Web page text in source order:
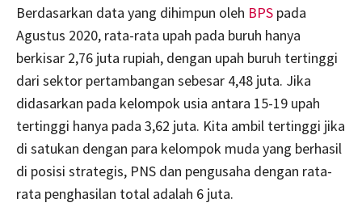
Berdasarkan data yang dihimpun oleh BPS pada
Agustus 2020, rata-rata upah pada buruh hanya
berkisar 2,76 juta rupiah, dengan upah buruh tertinggi
dari sektor pertambangan sebesar 4,48 juta. Jika
didasarkan pada kelompok usia antara 15-19 upah
tertinggi hanya pada 3,62 juta. Kita ambil tertinggi jika
di satukan dengan para kelompok muda yang berhasil
di posisi strategis, PNS dan pengusaha dengan rata-
rata penghasilan total adalah 6 juta.